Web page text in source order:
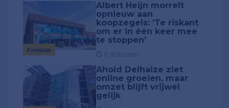
Premium
Albert Heijn morrelt
opnieuw aan
koopzegels: 'Te riskant
om er in één keer mee
te stoppen'
Ahold Delhaize ziet
online groeien, maar
omzet blijft vrijwel
gelijk